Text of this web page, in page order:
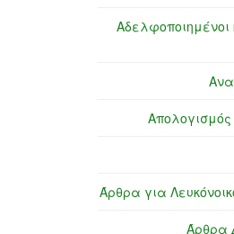
Αδελφοποιημένοι
Απολογισμός
Άρθρα για
Άρθρα